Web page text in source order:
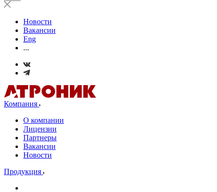
Новости
Вакансии
Eng
...
Компания
О компании
Лицензии
Партнеры
Вакансии
Новости
Продукция